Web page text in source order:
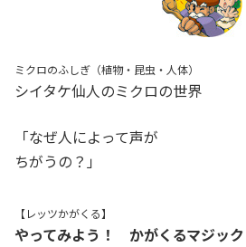
ミクロのふしぎ（植物・昆虫・人体）
シイタケ仙人のミクロの世界
「なぜ人によって声が
ちがうの？」
【レッツかがくる】
やってみよう！ かがくるマジック